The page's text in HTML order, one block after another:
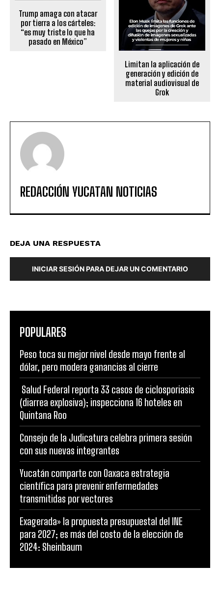
Trump amaga con atacar
por tierra a los cárteles:
“es muy triste lo que ha
pasado en México”
Limitan la aplicación de
generación y edición de
material audiovisual de
Grok
REDACCIÓN YUCATAN NOTICIAS
DEJA UNA RESPUESTA
INICIAR SESIÓN PARA DEJAR UN COMENTARIO
POPULARES
Peso toca su mejor nivel desde mayo frente al
dólar, pero modera ganancias al cierre
Salud Federal reporta 33 casos de ciclosporiasis
(diarrea explosiva); inspecciona 16 hoteles en
Quintana Roo
Consejo de la Judicatura celebra primera sesión
con sus nuevas integrantes
Yucatán comparte con Oaxaca estrategia
científica para prevenir enfermedades
transmitidas por vectores
Exagerada» la propuesta presupuestal del INE
para 2027; es más del costo de la elección de
2024: Sheinbaum